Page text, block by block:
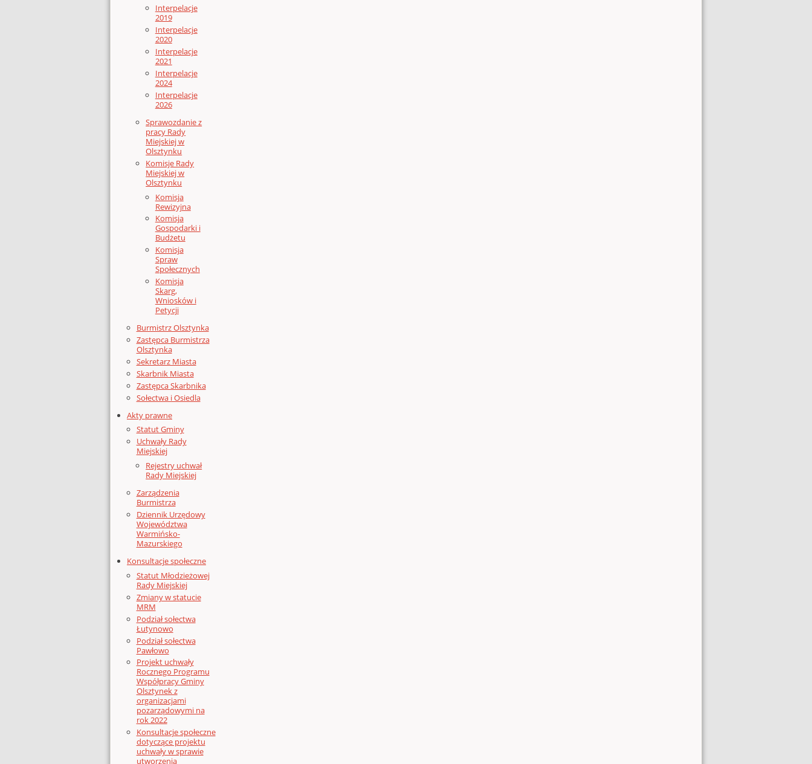
Interpelacje
2019
Interpelacje
2020
Interpelacje
2021
Interpelacje
2024
Interpelacje
2026
Sprawozdanie z
pracy Rady
Miejskiej w
Olsztynku
Komisje Rady
Miejskiej w
Olsztynku
Komisja
Rewizyjna
Komisja
Gospodarki i
Budżetu
Komisja
Spraw
Społecznych
Komisja
Skarg,
Wniosków i
Petycji
Burmistrz Olsztynka
Zastępca Burmistrza
Olsztynka
Sekretarz Miasta
Skarbnik Miasta
Zastępca Skarbnika
Sołectwa i Osiedla
Akty prawne
Statut Gminy
Uchwały Rady
Miejskiej
Rejestry uchwał
Rady Miejskiej
Zarządzenia
Burmistrza
Dziennik Urzędowy
Województwa
Warmińsko-
Mazurskiego
Konsultacje społeczne
Statut Młodzieżowej
Rady Miejskiej
Zmiany w statucie
MRM
Podział sołectwa
Łutynowo
Podział sołectwa
Pawłowo
Projekt uchwały
Rocznego Programu
Współpracy Gminy
Olsztynek z
organizacjami
pozarządowymi na
rok 2022
Konsultacje społeczne
dotyczące projektu
uchwały w sprawie
utworzenia